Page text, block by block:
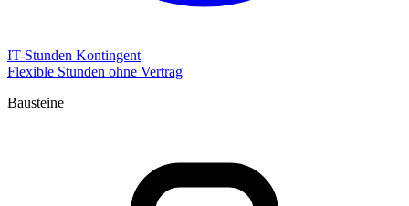
IT-Stunden Kontingent
Flexible Stunden ohne Vertrag
Bausteine